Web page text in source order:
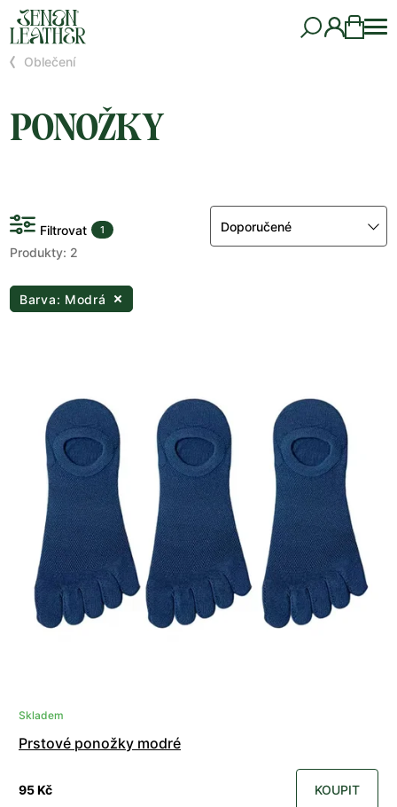
Oblečení
PONOŽKY
Filtrovat 1
Produkty: 2
Doporučené
Barva: Modrá
Skladem
Prstové ponožky modré
95 Kč KOUPIT